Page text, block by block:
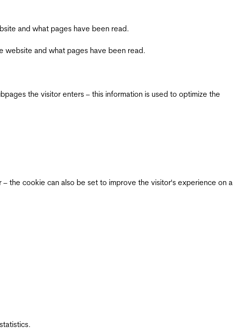
and what pages have been read.
website and what pages have been read.
the visitor enters – this information is used to optimize the
the cookie can also be set to improve the visitor's experience on a